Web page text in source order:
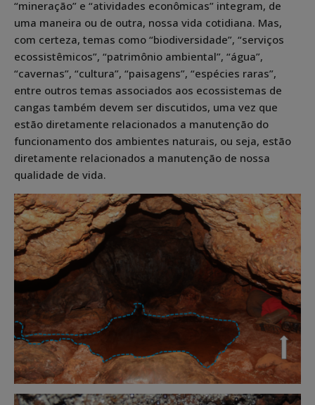
“mineração” e “atividades econômicas” integram, de
uma maneira ou de outra, nossa vida cotidiana. Mas,
com certeza, temas como “biodiversidade”, “serviços
ecossistêmicos”, “patrimônio ambiental”, “água”,
“cavernas”, “cultura”, “paisagens”, “espécies raras”,
entre outros temas associados aos ecossistemas de
cangas também devem ser discutidos, uma vez que
estão diretamente relacionados a manutenção do
funcionamento dos ambientes naturais, ou seja, estão
diretamente relacionados a manutenção de nossa
qualidade de vida.